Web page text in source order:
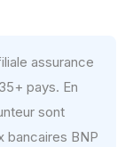
assurance
pays. En
sont
bancaires BNP